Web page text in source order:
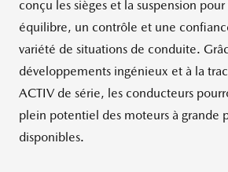
conçu les sièges et la suspension
équilibre, un contrôle et une
variété de situations de conduite.
développements ingénieux et à la
ACTIV de série, les conducteurs
plein potentiel des moteurs à grande
disponibles.